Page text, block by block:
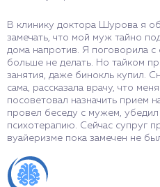
В клинику доктора Шурова я
замечать, что мой муж тайно
дома напротив. Я поговорила
больше не делать. Но тайком
занятия, даже бинокль купил.
сама, рассказала врачу, что
посоветовал назначить прием
провел беседу с мужем, убедил
психотерапию. Сейчас супруг
вуайеризме пока замечен не